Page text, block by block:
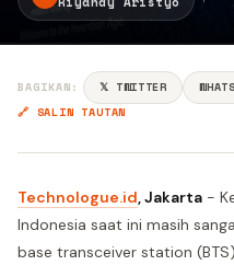
BAGIKAN: 𝕏 TWITTER
🔗 SALIN TAUTAN
Technologue.id, Jakarta -
Indonesia saat ini masih
base transceiver station